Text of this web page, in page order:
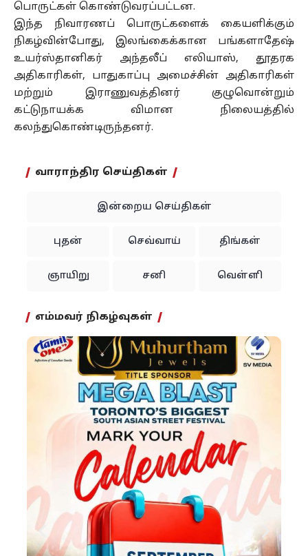
பொருட்கள் கொண்டுவரப்பட்டன.
இந்த நிவாரணப் பொருட்களைக் கையளிக்கும்
நிகழ்வின்போது, இலங்கைக்கான பங்களாதேஷ்
உயர்ஸ்தானிகர் அந்தலீப் எலியாஸ், தூதரக
அதிகாரிகள், பாதுகாப்பு அமைச்சின் அதிகாரிகள்
மற்றும் இராணுவத்தினர் குழுவொன்றும்
கட்டுநாயக்க விமான நிலையத்தில்
கலந்துகொண்டிருந்தனர்.
வாராந்திர செய்திகள்
இன்றைய செய்திகள்
புதன் செவ்வாய் திங்கள்
ஞாயிறு சனி வெள்ளி
எம்மவர் நிகழ்வுகள்